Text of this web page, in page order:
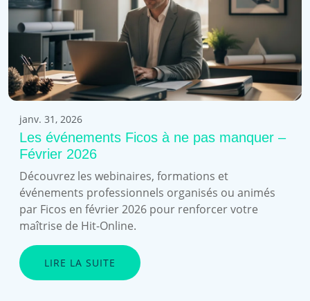
janv. 31, 2026
Les événements Ficos à ne pas manquer –
Février 2026
Découvrez les webinaires, formations et
événements professionnels organisés ou animés
par Ficos en février 2026 pour renforcer votre
maîtrise de Hit-Online.
LIRE LA SUITE